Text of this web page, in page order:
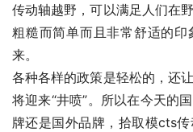
传动轴越野，可以满足人们在
粗糙而简单而且非常舒适的
来。
各种各样的政策是轻松的，还
将迎来“井喷”。所以在今天的
牌还是国外品牌，拾取模cts